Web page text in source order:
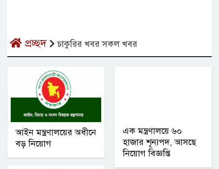
প্রচ্ছদ চাকুরির খবর সকল খবর
আইন মন্ত্রণালয়ের অধীনে
বড় নিয়োগ
এক মন্ত্রণালয়ে ৬০
হাজার শূন্যপদ, আসছে
নিয়োগ বিজ্ঞপ্তি